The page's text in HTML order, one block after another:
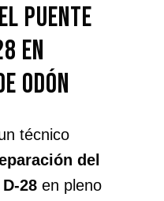
puente
en
Odón
técnico
del
28en pleno